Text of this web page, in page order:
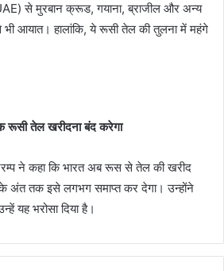
से मुरबान क्रूड, गयाना, ब्राजील और अन्य
आयात। हालांकि, ये रूसी तेल की तुलना में महंगे
रूसी तेल खरीदना बंद करेगा
ट्रम्प ने कहा कि भारत अब रूस से तेल की खरीद
के अंत तक इसे लगभग समाप्त कर देगा। उन्होंने
यह भरोसा दिया है।